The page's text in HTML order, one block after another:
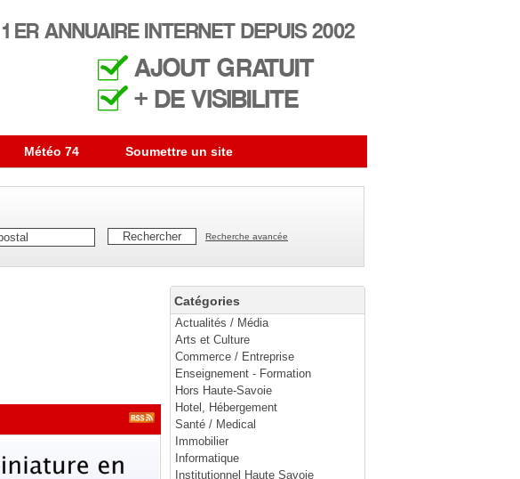
Météo 74 Soumettre un site
Recherche avancée
Catégories
Actualités / Média
Arts et Culture
Commerce / Entreprise
Enseignement - Formation
Hors Haute-Savoie
Hotel, Hébergement
Santé / Medical
Immobilier
Informatique
Institutionnel Haute Savoie